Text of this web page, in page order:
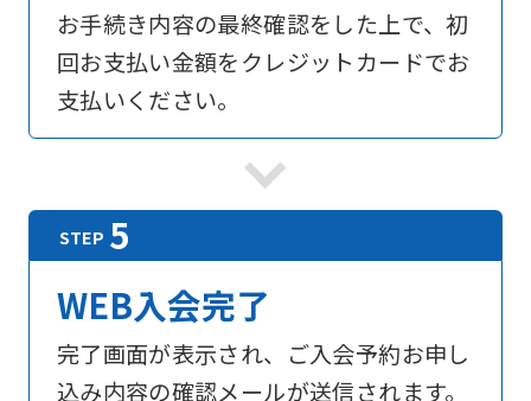
お手続き内容の最終確認をした上で、初
回お支払い金額をクレジットカードでお
支払いください。
WEB入会完了
完了画面が表示され、ご入会予約お申し
込み内容の確認メールが送信されます。
the
link
(start
automatic
to
the